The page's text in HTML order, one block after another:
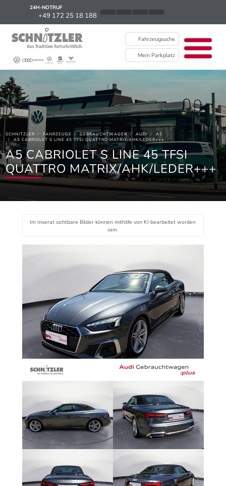
24H-NOTRUF
+49 172 25 18 188
Fahrzeugsuche
Mein Parkplatz
News
Kontakt / Standorte
Über uns
Newsletter
EU Data Act
SCHNITZLER FAHRZEUGE GEBRAUCHTWAGEN AUDI
A5
A5 CABRIOLET S LINE 45 TFSI QUATTRO MATRIX/AHK/LEDER+++
A5 CABRIOLET S LINE 45 TFSI
QUATTRO MATRIX/AHK/LEDER+++
Im Inserat sichtbare Bilder können mithilfe von KI bearbeitet worden
sein.